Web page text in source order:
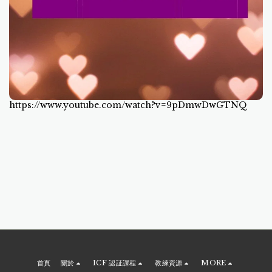
https://www.youtube.com/watch?v=9pDmwDwGTNQ
首頁 關於 ICF 認証課程 教練資源 MORE